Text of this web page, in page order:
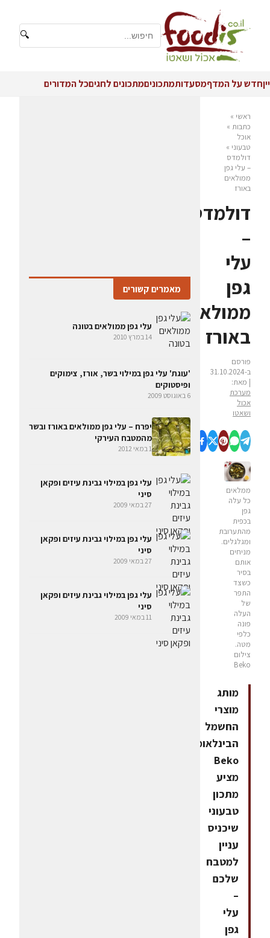
🔍
ייןחדש על המדףמסעדותמתכוניםמתכונים לחגיםכל המדורים
ראשי »
כתבות »
אוכל
טבעוני »
דולמדס
– עלי גפן
ממולאים
באורז
דולמדס
–
עלי
גפן
ממולאים
באורז
פורסם
ב-31.10.2024
| מאת:
מערכת
אכול
ושאטו
ממלאים
כל עלה
גפן
בכפית
מהתערובת
ומגלגלים.
מניחים
אותם
בסיר
כשצד
התפר
של
העלה
פונה
כלפי
מטה.
צילום
Beko
מותג
מוצרי
החשמל
הבינלאומי
Beko
מציע
מתכון
טבעוני
שיכניס
עניין
למטבח
שלכם
–
עלי
גפן
מאמרים קשורים
עלי גפן ממולאים בטונה
14 במרץ 2010
'עוגת' עלי גפן במילוי בשר, אורז, צימוקים
ופיסטוקים
6 באוגוסט 2009
יפרח – עלי גפן ממולאים באורז ובשר
מהמטבח העירקי
1 במאי 2012
עלי גפן במילוי גבינת עיזים ופקאן
סיני
27 במאי 2009
עלי גפן במילוי גבינת עיזים ופקאן
סיני
27 במאי 2009
עלי גפן במילוי גבינת עיזים ופקאן
סיני
11 במאי 2009